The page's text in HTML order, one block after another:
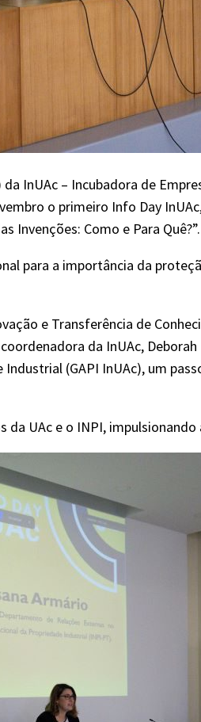
InUAc – Incubadora de
o primeiro Info Day
Invenções: Como e Para Quê?”.
para a importância da
e Transferência de
da InUAc,
(GAPI InUAc), um
UAc e o INPI,